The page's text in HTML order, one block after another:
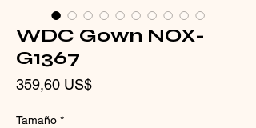
WDC Gown NOX-
G1367
359,60 US$Precio
Tamaño *